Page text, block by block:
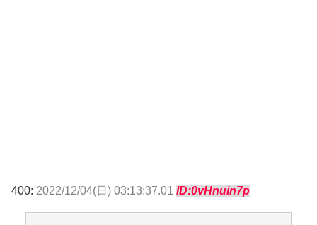
400: 2022/12/04(日) 03:13:37.01 ID:0vHnuin7p